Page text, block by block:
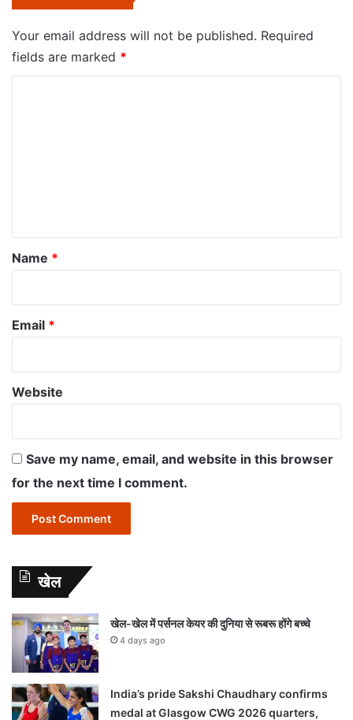
Your email address will not be published. Required
fields are marked *
*
Name *
Email *
Website
Save my name, email, and website in this browser
for the next time I comment.
खेल
खेल-खेल में पर्सनल केयर की दुनिया से रूबरू होंगे बच्चे
4 days ago
India’s pride Sakshi Chaudhary confirms
medal at Glasgow CWG 2026 quarters,